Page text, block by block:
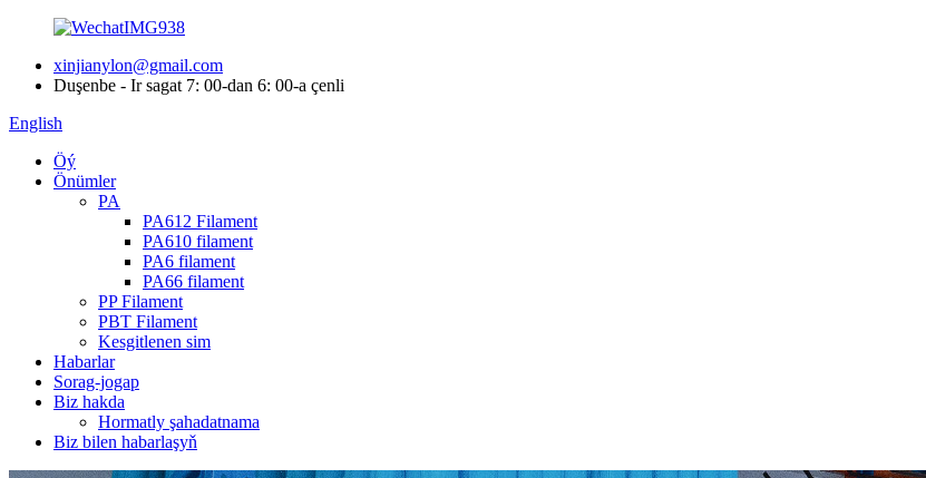
xinjianylon@gmail.com
Duşenbe - Ir sagat 7: 00-dan 6: 00-a çenli
English
Öý
Önümler
PA
PA612 Filament
PA610 filament
PA6 filament
PA66 filament
PP Filament
PBT Filament
Kesgitlenen sim
Habarlar
Sorag-jogap
Biz hakda
Hormatly şahadatnama
Biz bilen habarlaşyň